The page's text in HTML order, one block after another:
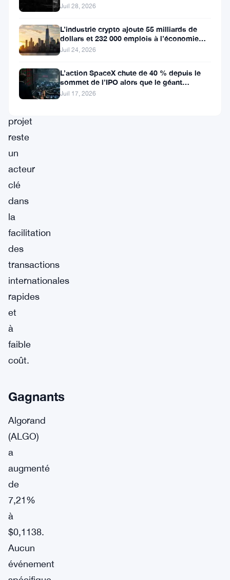
partenariats
visant
étendre
son
écosystème.
projet
reste
un
acteur
clé
dans
la
facilitation
des
transactions
internationales
rapides
et
à
faible
coût.
Gagnants
Algorand
(ALGO)
a
augmenté
de
7,21%
à
$0,1138.
Aucun
événement
Juil 28, 2026
L’industrie crypto ajoute 55 milliards de
dollars et 232 000 emplois à l’économie
américaine
Juil 24, 2026
L’action SpaceX chute de 40 % depuis le
sommet de l’IPO alors que le géant
aérospatial d’Elon Musk fait face
Juil 17, 2026